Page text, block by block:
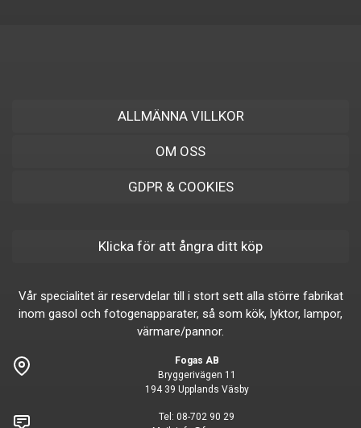
ALLMÄNNA VILLKOR
OM OSS
GDPR & COOKIES
Klicka för att ångra ditt köp
Vår specialitet är reservdelar till i stort sett alla större fabrikat
inom gasol och fotogenapparater, så som kök, lyktor, lampor,
värmare/pannor.
Fogas AB
Bryggerivägen 11
194 39 Upplands Väsby
Tel: 08-702 90 29